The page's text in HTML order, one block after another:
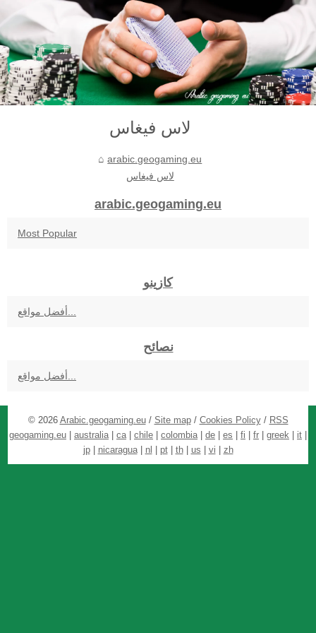
لاس فيغاس
arabic.geogaming.eu
لاس فيغاس
arabic.geogaming.eu
Most Popular
كازينو
أفضل مواقع...
نصائح
أفضل مواقع...
© 2026 Arabic.geogaming.eu/ Site map/ Cookies Policy/ RSS
geogaming.eu
australia| ca| chile colombia| de es fi fr greek it
jp| nicaragua| nl pt| th| us vi zh